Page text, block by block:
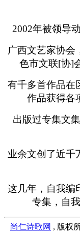
2002年被领导
广西文艺家协会
色市文联[协]
有千多首作品在
作品获得各
出版过专集文
业余文创了近千
这几年，自我编
专集，自
尚仁诗歌网 , 版权